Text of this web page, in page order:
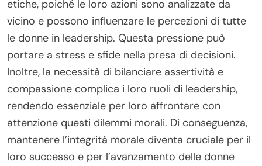
etiche, poiché le loro azioni sono analizzate da
vicino e possono influenzare le percezioni di tutte
le donne in leadership. Questa pressione può
portare a stress e sfide nella presa di decisioni.
Inoltre, la necessità di bilanciare assertività e
compassione complica i loro ruoli di leadership,
rendendo essenziale per loro affrontare con
attenzione questi dilemmi morali. Di conseguenza,
mantenere l’integrità morale diventa cruciale per il
loro successo e per l’avanzamento delle donne